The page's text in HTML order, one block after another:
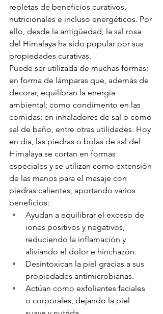
repletas de beneficios curativos,
nutricionales e incluso energéticos. Por
ello, desde la antigüedad, la sal rosa
del Himalaya ha sido popular por sus
propiedades curativas.
Puede ser utilizada de muchas formas:
en forma de lámparas que, además de
decorar, equilibran la energía
ambiental; como condimento en las
comidas; en inhaladores de sal o como
sal de baño, entre otras utilidades. Hoy
en día, las piedras o bolas de sal del
Himalaya se cortan en formas
especiales y se utilizan como extensión
de las manos para el masaje con
piedras calientes, aportando varios
beneficios:
Ayudan a equilibrar el exceso de
iones positivos y negativos,
reduciendo la inflamación y
aliviando el dolor e hinchazón.
Desintoxican la piel gracias a sus
propiedades antimicrobianas.
Actúan como exfoliantes faciales
o corporales, dejando la piel